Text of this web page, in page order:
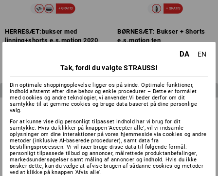
HERRESÆT:bukser med
linning+shorts e.s.motion 2020
BØRNESÆT: Bukser + Shorts
e.s.motion ten
3 varer i sættet 3 varer i sættet
DA
EN
Tak, fordi du valgte STRAUSS!
Din optimale shoppingoplevelse ligger os på sinde. Optimale funktioner,
indhold afstemt efter dine behov og enkle procedurer – Dette er formålet
med cookies og andre teknologier, vi anvender.Vi beder derfor om dit
samtykke til at gemme cookies og bruge data baseret på dine personlige
valg.
For at kunne vise dig personligt tilpasset indhold har vi brug for dit
samtykke. Hvis du klikker på knappen 'Accepter alle', vil vi indsamle
oplysninger om dine interaktioner på vores hjemmeside via cookies og andre
metoder (inklusive AI-baserede procedurer), samt data fra
bestillingsprocessen. Vi vil især bruge disse data til følgende formål:
personligt tilpassede tilbud og annoncer, målrettede produktanbefalinger,
markedsundersøgelser samt måling af annoncer og indhold. Hvis du ikke
ønsker dette, kan du vælge at afvise brugen af sådanne cookies og metoder
ved at klikke på knappen 'Afvis alle'.